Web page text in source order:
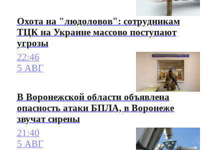
Охота на "людоловов": сотрудникам
ТЦК на Украине массово поступают
угрозы
22:46
5 АВГ
В Воронежской области объявлена
опасность атаки БПЛА, в Воронеже
звучат сирены
21:40
5 АВГ